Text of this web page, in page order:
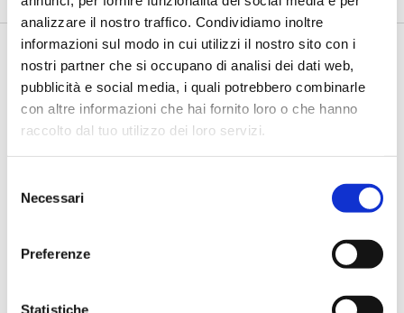
analizzare il nostro traffico. Condividiamo inoltre
informazioni sul modo in cui utilizzi il nostro sito con i
nostri partner che si occupano di analisi dei dati web,
pubblicità e social media, i quali potrebbero combinarle
con altre informazioni che hai fornito loro o che hanno
raccolto dal tuo utilizzo dei loro servizi.
delNecessari
Preferenze
Statistiche
a giardinieri urbani, così l’inclusione
diventa lavoro”
possibilità di lavoro a persone senza dimora e, nello stesso